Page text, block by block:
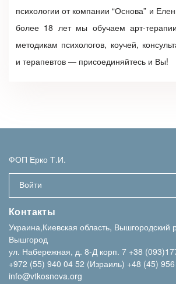
психологии от компании “Основа” и
более 18 лет мы обучаем арт-
методикам психологов, коучей,
и терапевтов — присоединяйтесь и Вы!
ФОП Ерко Т.И.
Войти
Контакты
Украина,Киевская область, Вышгородский
Вышгород
ул. Набережная, д. 8-Д корп. 7 +38
+972 (55) 940 04 52 (Израиль) +48 (45)
info@vtkosnova.org